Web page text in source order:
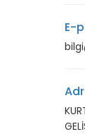
E-